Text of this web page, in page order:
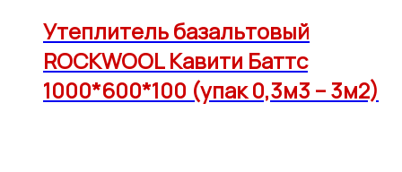
Утеплитель базальтовый
ROCKWOOL Кавити Баттс
1000*600*100 (упак 0,3м3 – 3м2)